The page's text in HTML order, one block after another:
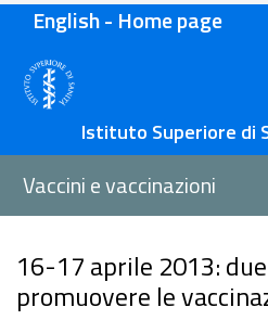
English - Home page
Istituto Superiore di
Vaccini e vaccinazioni
16-17 aprile 2013:
promuovere le